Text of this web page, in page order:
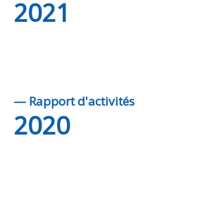
2021
— Rapport d'activités
2020